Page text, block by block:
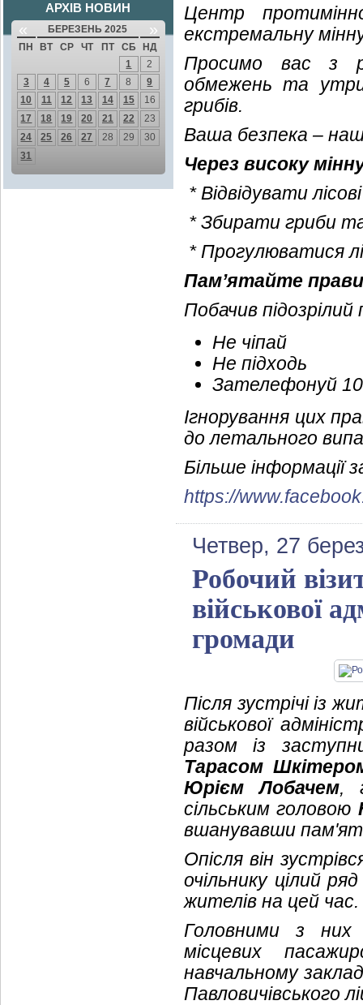
АРХІВ НОВИН
« БЕРЕЗЕНЬ 2025 »
ПН ВТ СР ЧТ ПТ СБ
НД
1
2
3
4 5 6 7 8
9
10
11 12 13 14 15
16
17
18 19 20 21 22
23
24
25 26 27 28 29
30
31
Центр
екстремальну
Просимо вас з
обмежень та
грибів.
Ваша безпека –
Через високу
* Відвідувати
* Збирати гриби
* Прогулюватися
Пам’ятайте
Побачив
Не чіпай
Не підходь
Зателефонуй
Ігнорування цих
до летального
Більше інформації
https://
Четвер, 27
Робочий
військової
громади
Після зустрічі із
військової
разом із
Тарасом
Юрієм Лобачем,
сільським головою
вшанувавши пам'ять
Опісля він
очільнику цілий
жителів на цей час.
Головними з них
місцевих
навчальному
Павловичівського